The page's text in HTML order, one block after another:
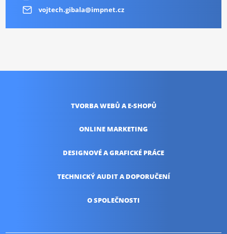
vojtech.gibala@impnet.cz
TVORBA WEBŮ A E-SHOPŮ
ONLINE MARKETING
DESIGNOVÉ AGRAFICKÉ PRÁCE
TECHNICKÝ AUDITA DOPORUČENÍ
O SPOLEČNOSTI